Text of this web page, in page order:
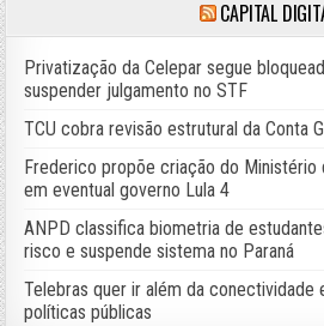
CAPITAL
Privatização da Celepar segue
suspender julgamento no STF
TCU cobra revisão estrutural da Conta
Frederico propõe criação do Ministério
em eventual governo Lula 4
ANPD classifica biometria de
risco e suspende sistema no Paraná
Telebras quer ir além da conectividade
políticas públicas